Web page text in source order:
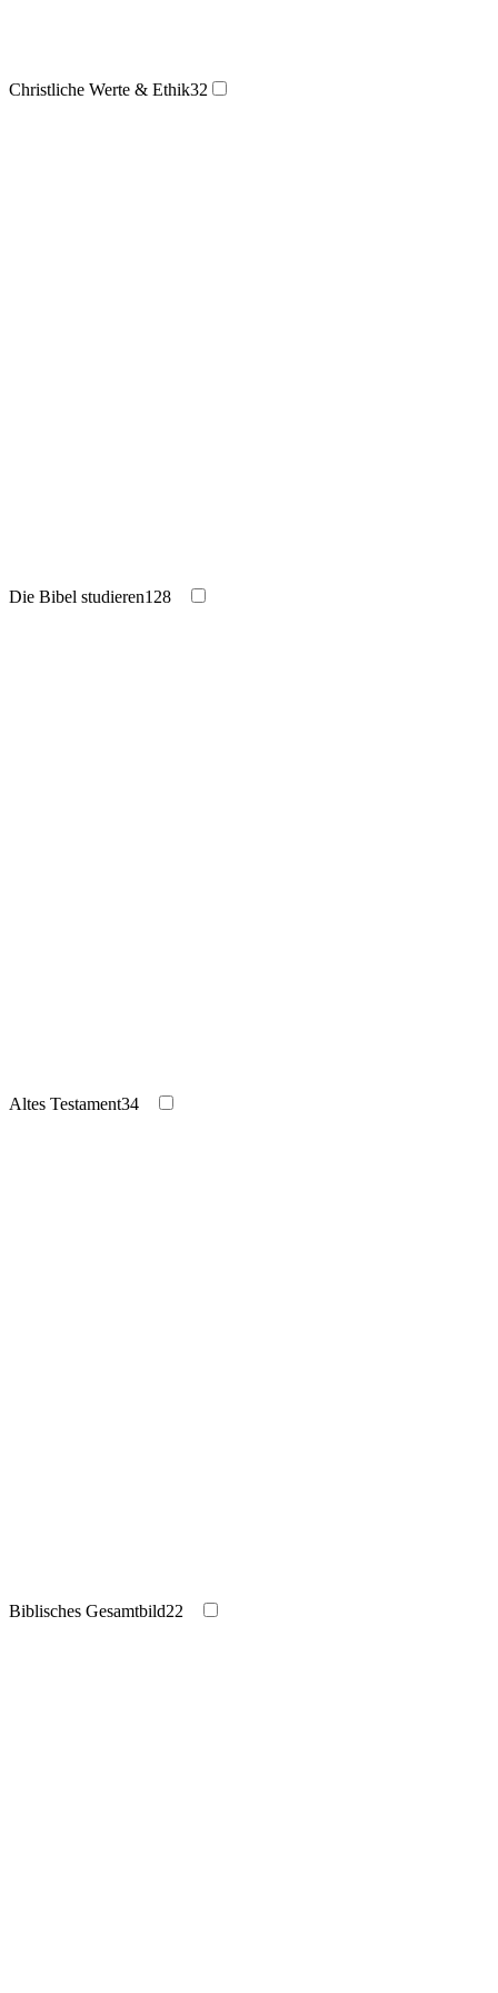
Christliche Werte & Ethik32
Die Bibel studieren128
Altes Testament34
Biblisches Gesamtbild22